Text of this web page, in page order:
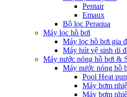
Pentair
Emaux
Bộ lọc Peraqua
Máy lọc hồ bơi
Máy lọc hồ bơi gia
Máy hút vệ sinh di
Máy nước nóng hồ bơi &
Máy nước nóng hồ
Pool Heat
Máy bơm
Máy bơm